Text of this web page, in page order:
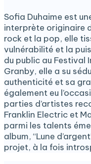
Sofia Duhaime est
interprète originaire
rock et la pop, elle
vulnérabilité et la
du public au Festival
Granby, elle a su
authenticité et sa
également eu
parties d’artistes
Franklin Electric et
parmi les talents
album, “Lune
projet, à la fois